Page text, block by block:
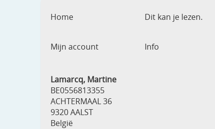
Home Dit kan je lezen.
Mijn account
Info
Lamarcq, Martine
BE0556813355
ACHTERMAAL 36
9320 AALST
België